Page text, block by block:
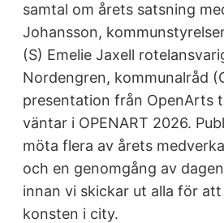
samtal om årets satsning
Johansson,
(S) Emelie Jaxell
Nordengren, kommunalråd
presentation från OpenArts
väntar i OPENART 2026.
möta flera av årets
och en genomgång av
innan vi skickar ut alla för
konsten i city.